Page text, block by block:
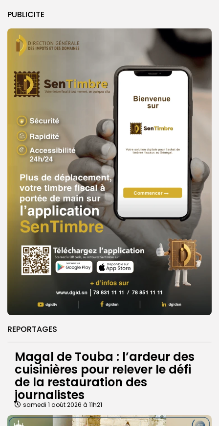
PUBLICITE
REPORTAGES
Magal de Touba : l’ardeur des
cuisinières pour relever le défi
de la restauration des
journalistes
samedi 1 août 2026 à 11h21